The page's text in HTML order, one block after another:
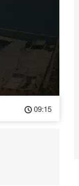
09:15